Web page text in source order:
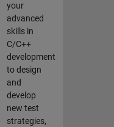
your
advanced
skills in
C/C++
development
to design
and
develop
new test
strategies,